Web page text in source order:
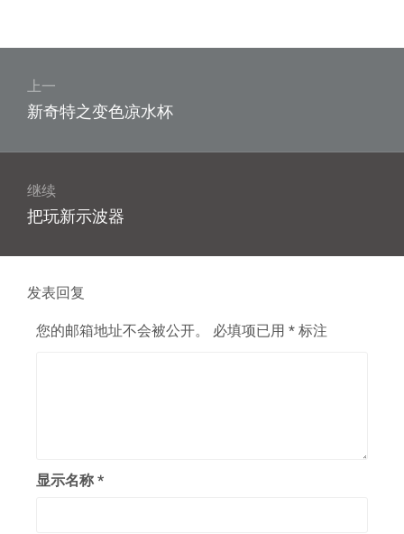
航
上一
上
文
新奇特之变色凉水杯
继续
下
文
章：
把玩新示波器
发表回复
您的邮箱地址不会被公开。 必填项已用 * 标注
显示名称 *